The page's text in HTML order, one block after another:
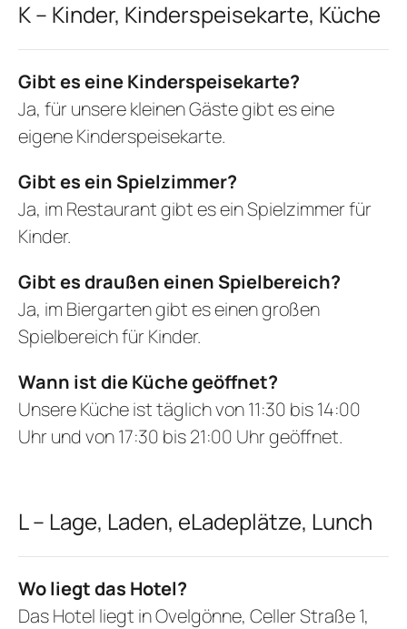
K – Kinder, Kinderspeisekarte, Küche
Gibt es eine Kinderspeisekarte?
Ja, für unsere kleinen Gäste gibt es eine
eigene Kinderspeisekarte.
Gibt es ein Spielzimmer?
Ja, im Restaurant gibt es ein Spielzimmer für
Kinder.
Gibt es draußen einen Spielbereich?
Ja, im Biergarten gibt es einen großen
Spielbereich für Kinder.
Wann ist die Küche geöffnet?
Unsere Küche ist täglich von 11:30 bis 14:00
Uhr und von 17:30 bis 21:00 Uhr geöffnet.
L – Lage, Laden, eLadeplätze, Lunch
Wo liegt das Hotel?
Das Hotel liegt in Ovelgönne, Celler Straße 1,